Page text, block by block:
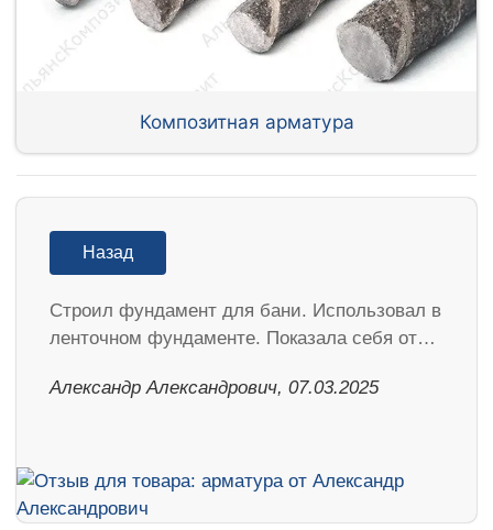
Композитная арматура
Назад
Строил фундамент для бани. Использовал в
ленточном фундаменте. Показала себя от…
Александр Александрович, 07.03.2025